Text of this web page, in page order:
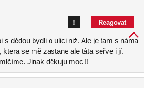
Reagovat
!
s dědou bydli o ulici niž. Ale je tam s náma
ktera se mě zastane ale táta seřve i jí.
Jinak děkuju moc!!!